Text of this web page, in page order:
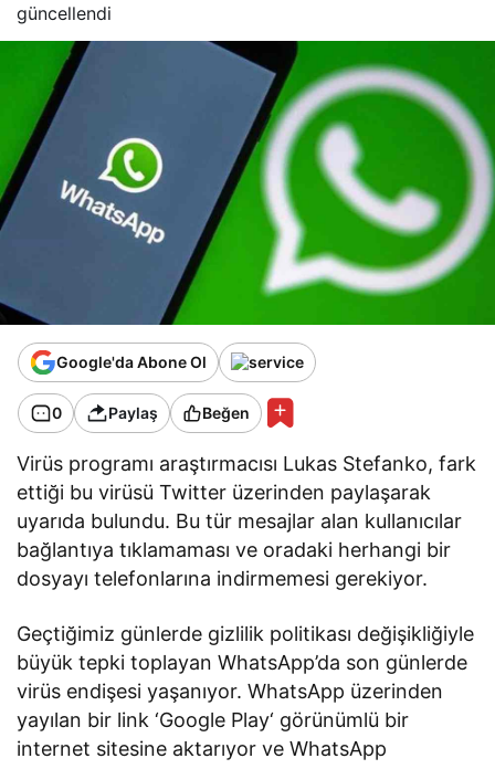
güncellendi
Google'da Abone Ol
0 Paylaş Beğen
Virüs programı araştırmacısı Lukas Stefanko, fark
ettiği bu virüsü Twitter üzerinden paylaşarak
uyarıda bulundu. Bu tür mesajlar alan kullanıcılar
bağlantıya tıklamaması ve oradaki herhangi bir
dosyayı telefonlarına indirmemesi gerekiyor.
Geçtiğimiz günlerde gizlilik politikası değişikliğiyle
büyük tepki toplayan WhatsApp’da son günlerde
virüs endişesi yaşanıyor. WhatsApp üzerinden
yayılan bir link ‘Google Play‘ görünümlü bir
internet sitesine aktarıyor ve WhatsApp